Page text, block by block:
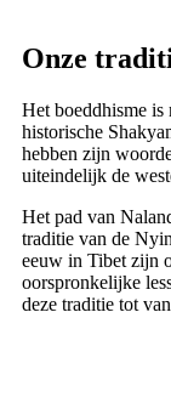
Onze
Het boeddhisme is
historische
hebben zijn
uiteindelijk de
Het pad van
traditie van de
eeuw in Tibet zijn
oorspronkelijke
deze traditie tot